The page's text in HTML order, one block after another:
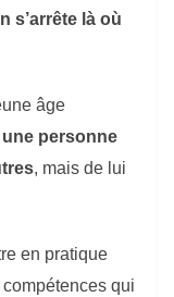
s’arrête là où
âge
personne
, mais de lui
en pratique
qui